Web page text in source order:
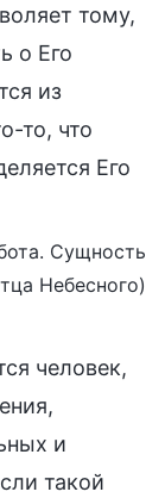
тому,
о Его
из
то, что
Его
Сущность
Небесного)
человек,
и
такой